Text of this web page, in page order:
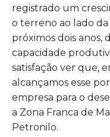
registrado um
o terreno ao lado
próximos dois anos,
capacidade
satisfação ver que,
alcançamos esse
empresa para o
a Zona Franca de
Petronilo.